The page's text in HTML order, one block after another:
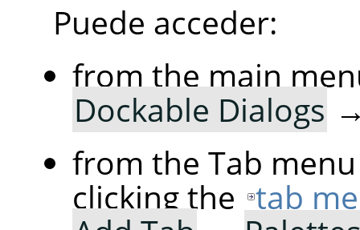
Puede acceder:
from the main
Dockable Dialogs
from the Tab
clicking the tab